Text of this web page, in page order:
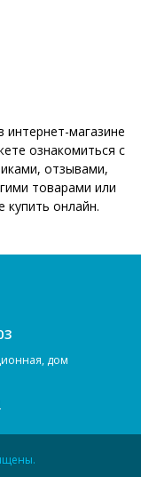
интернет-магазине
ознакомиться с
отзывами,
товарами или
купить онлайн.
дом